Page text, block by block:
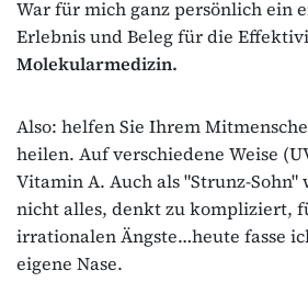
War für mich ganz persönlich ein
Erlebnis und Beleg für die
Molekularmedizin.
Also: helfen Sie Ihrem
heilen. Auf verschiedene Weise
Vitamin A. Auch als "Strunz-Sohn"
nicht alles, denkt zu kompliziert,
irrationalen Ängste…heute fasse
eigene Nase.